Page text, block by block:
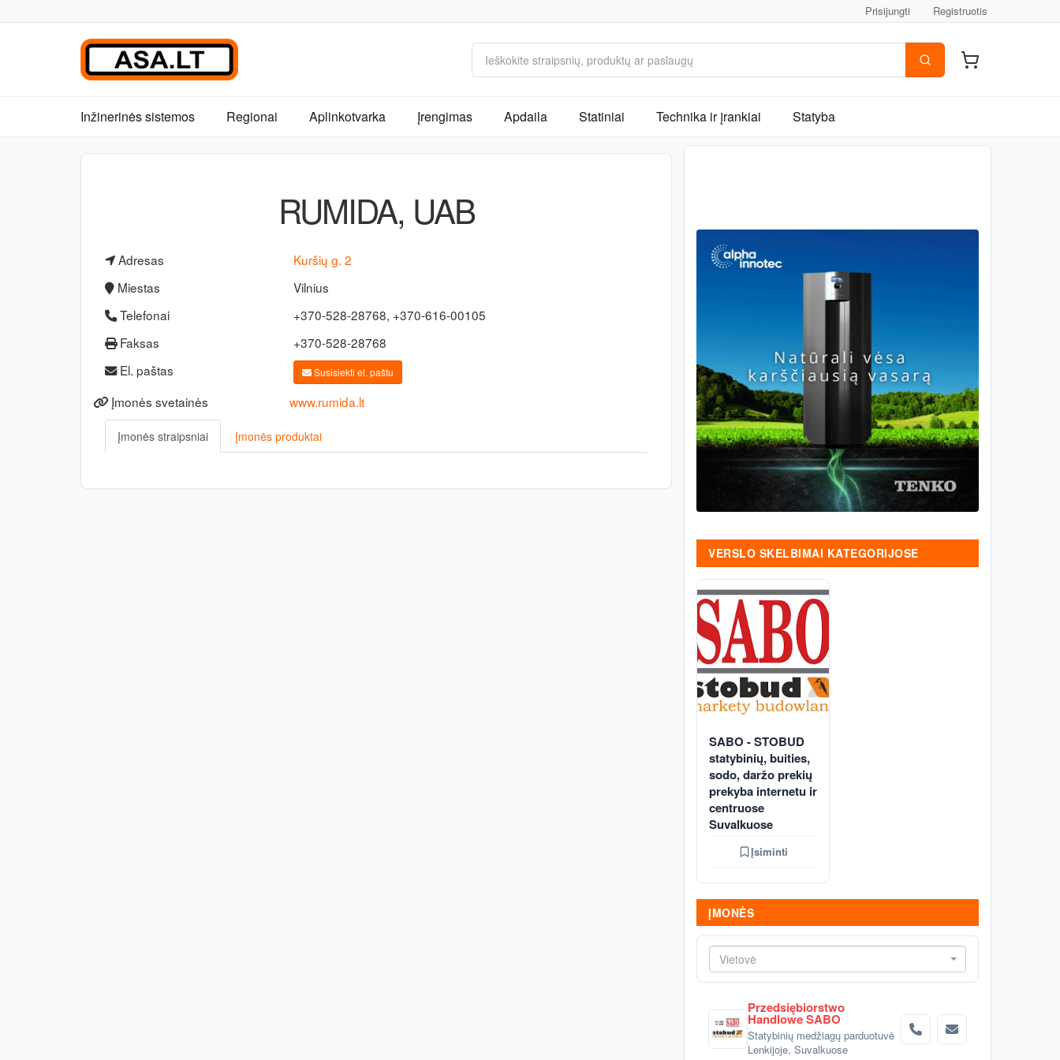
Prisijungti Registruotis
Inžinerinės sistemos Regionai Aplinkotvarka Įrengimas Apdaila Statiniai Technika ir įrankiai Statyba
RUMIDA, UAB
Adresas
Kuršių g. 2
Miestas
Vilnius
Telefonai
+370-528-28768, +370-616-00105
Faksas
+370-528-28768
El. paštas
Susisiekti el. paštu
Įmonės svetainės www.rumida.lt
Įmonės straipsniai Įmonės produktai
VERSLO SKELBIMAI KATEGORIJOSE
SABO - STOBUD
statybinių, buities,
sodo, daržo prekių
prekyba internetu ir
centruose
Suvalkuose
Įsiminti
ĮMONĖS
Vietovė
Przedsiębiorstwo
Handlowe SABO
Statybinių medžiagų parduotuvė
Lenkijoje, Suvalkuose